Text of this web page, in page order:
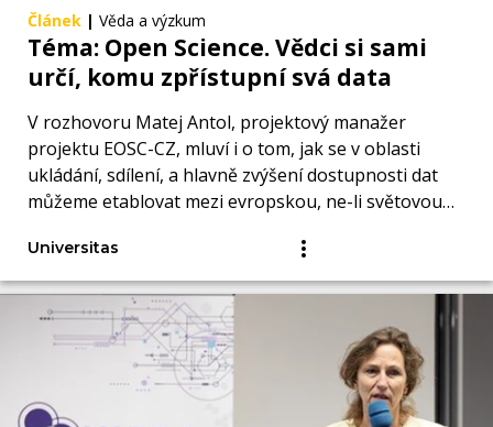
Článek | Věda a výzkum
Téma: Open Science. Vědci si sami
určí, komu zpřístupní svá data
V rozhovoru Matej Antol, projektový manažer
projektu EOSC-CZ, mluví i o tom, jak se v oblasti
ukládání, sdílení, a hlavně zvýšení dostupnosti dat
můžeme etablovat mezi evropskou, ne-li světovou
Universitas